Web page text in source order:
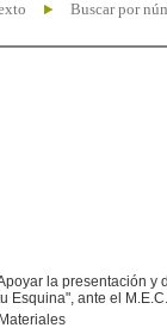
Buscar por
la presentación y
Esquina", ante el